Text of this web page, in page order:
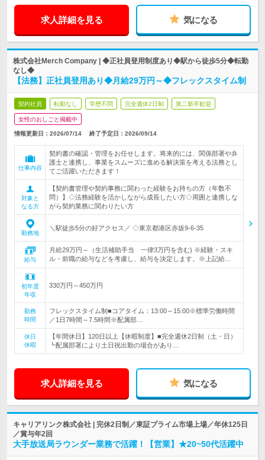
求人詳細を見る 気になる
株式会社Merch Company | ◆正社員登用制度あり◆駅から徒歩5分◆転勤
なし◆
【法務】正社員登用あり◆月給29万円～◆フレックスタイム制
契約社員 転勤なし 学歴不問 完全週休2日制 第二新卒歓迎
女性のおしごと掲載中
情報更新日：2026/07/14 終了予定日： 2026/09/14
仕事内容
契約書の確認・管理をお任せします。将来的には、関係部署や弁
護士と連携し、事業をスムーズに進める解決策を考える法務とし
てご活躍いただきます！
対象と
なる方
【契約書管理や契約事務に関わった経験をお持ちの方（年数不
問）】◇法務経験を活かしながら成長したい方◇周囲と連携しな
がら契約業務に関わりたい方
勤務地
＼駅徒歩5分の好アクセス／ ◇東京都港区赤坂9-6-35
給与
月給29万円～（生活補助手当 一律3万円を含む) ※経験・スキ
ル・前職の給与などを考慮し、給与を決定します。※上記給…
初年度
年収
330万円～450万円
勤務
時間
フレックスタイム制■コアタイム：13:00～15:00※標準労働時間
／1日7時間～7.5時間※配属部…
休日
休暇
【年間休日】120日以上【休暇制度】■完全週休2日制（土・日）
┗配属部署により土日祝出勤の場合があり…
求人詳細を見る 気になる
キャリアリンク株式会社 | 完休2日制／東証プライム市場上場／年休125日
／賞与年2回
大手放送局ラウンダー業務で活躍！【営業】★20~50代活躍中